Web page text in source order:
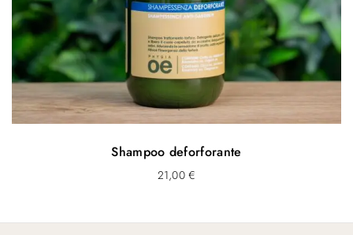
Shampoo deforforante
21,00€